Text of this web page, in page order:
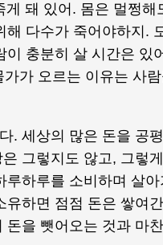
돼 있어. 몸은 멀쩡해
다수가 죽어야하지.
충분히 살 시간은 있
가 오르는 이유는 사
. 세상의 많은 돈을 공
그렇지도 않고, 그렇
하루를 소비하며 살
하면 점점 돈은 쌓여
을 뺏어오는 것과 마